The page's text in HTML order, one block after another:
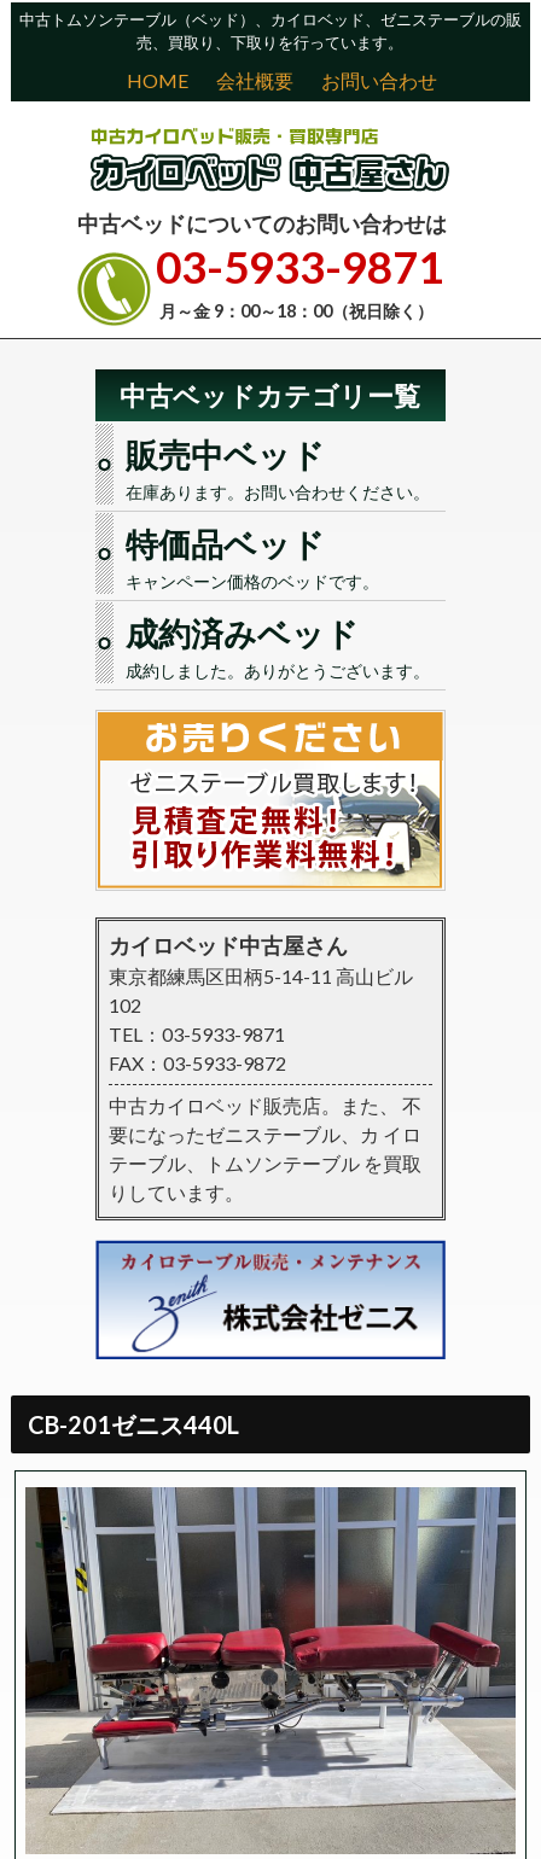
中古トムソンテーブル（ベッド）、カイロベッド、ゼニステーブルの販
売、買取り、下取りを行っています。
HOME 会社概要 お問い合わせ
中古ベッドについてのお問い合わせは
03-5933-9871
月～金 9：00～18：00（祝日除く）
中古ベッドカテゴリー覧
販売中ベッド
在庫あります。お問い合わせください。
特価品ベッド
キャンペーン価格のベッドです。
成約済みベッド
成約しました。ありがとうございます。
カイロベッド中古屋さん
東京都練馬区田柄5-14-11 高山ビル
102
TEL：03-5933-9871
FAX：03-5933-9872
中古カイロベッド販売店。また、 不
要になったゼニステーブル、カ イロ
テーブル、トムソンテーブル を買取
りしています。
CB-201ゼニス440L